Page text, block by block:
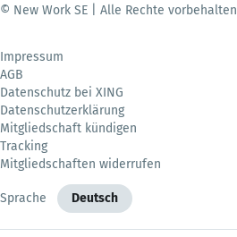
© New Work SE | Alle Rechte vorbehalten
Impressum
AGB
Datenschutz bei XING
Datenschutzerklärung
Mitgliedschaft kündigen
Tracking
Mitgliedschaften widerrufen
Sprache Deutsch